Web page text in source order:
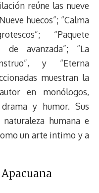
reúne las nueve
huecos”; “Calma
“Paquete
avanzada”; “La
y “Eterna
muestran la
en monólogos,
y humor. Sus
humana e
un arte intimo y a